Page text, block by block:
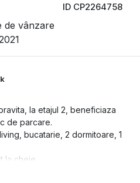
ID CP2264758
de vânzare
la etajul 2, beneficiaza
de parcare.
bucatarie, 2 dormitoare, 1
la cheie.